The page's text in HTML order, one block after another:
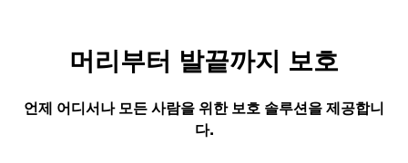
머리부터 발끝까지 보호
언제 어디서나 모든 사람을 위한 보호 솔루션을 제공합니
다.